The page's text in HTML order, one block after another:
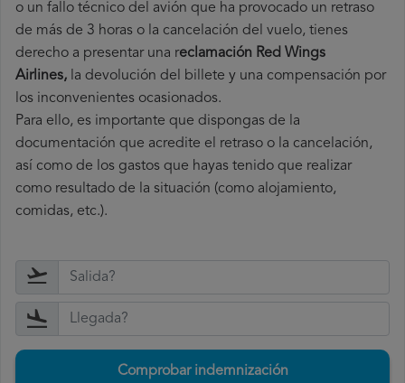
o un fallo técnico del avión que ha provocado un retraso
de más de 3 horas o la cancelación del vuelo, tienes
derecho a presentar una reclamación Red Wings
Airlines, la devolución del billete y una compensación por
los inconvenientes ocasionados.
Para ello, es importante que dispongas de la
documentación que acredite el retraso o la cancelación,
así como de los gastos que hayas tenido que realizar
como resultado de la situación (como alojamiento,
comidas, etc.).
Comprobar indemnización